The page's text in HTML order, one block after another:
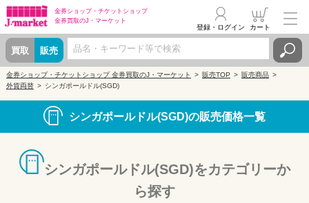
金券ショップ・ チケットショップ
金券買取のJ・マーケット
買取 販売
登録・ログイン カート
金券ショップ・チケットショップ 金券買取のJ・マーケット 販売TOP
販売商品
外貨両替
シンガポールドル(SGD)
シンガポールドル(SGD)の販売価格一覧
シンガポールドル(SGD)をカテゴリーか
ら探す